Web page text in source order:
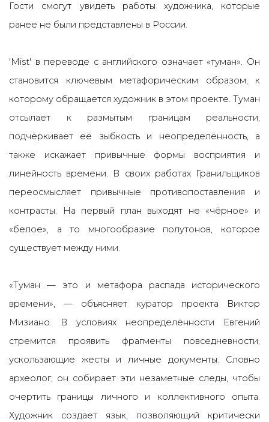
Гости смогут увидеть работы художника, которые
ранее не были представлены в России.
'Mist' в переводе с английского означает «туман». Он
становится ключевым метафорическим образом, к
которому обращается художник в этом проекте. Туман
отсылает к размытым границам реальности,
подчёркивает её зыбкость и неопределённость, а
также искажает привычные формы восприятия и
линейность времени. В своих работах Гранильщиков
переосмысляет привычные противопоставления и
контрасты. На первый план выходят не «чёрное» и
«белое», а то многообразие полутонов, которое
существует между ними.
«Туман — это и метафора распада исторического
времени», — объясняет куратор проекта Виктор
Мизиано. В условиях неопределённости Евгений
стремится проявить фрагменты повседневности,
ускользающие жесты и личные документы. Словно
археолог, он собирает эти незаметные следы, чтобы
очертить границы личного и коллективного опыта.
Художник создает язык, позволяющий критически